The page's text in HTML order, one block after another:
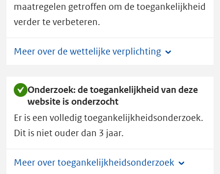
maatregelen getroffen om de toegankelijkheid
verder te verbeteren.
Meer over de wettelijke verplichting
Onderzoek: de toegankelijkheid van deze
website is onderzocht
Er is een volledig toegankelijkheidsonderzoek.
Dit is niet ouder dan 3 jaar.
Meer over toegankelijkheidsonderzoek